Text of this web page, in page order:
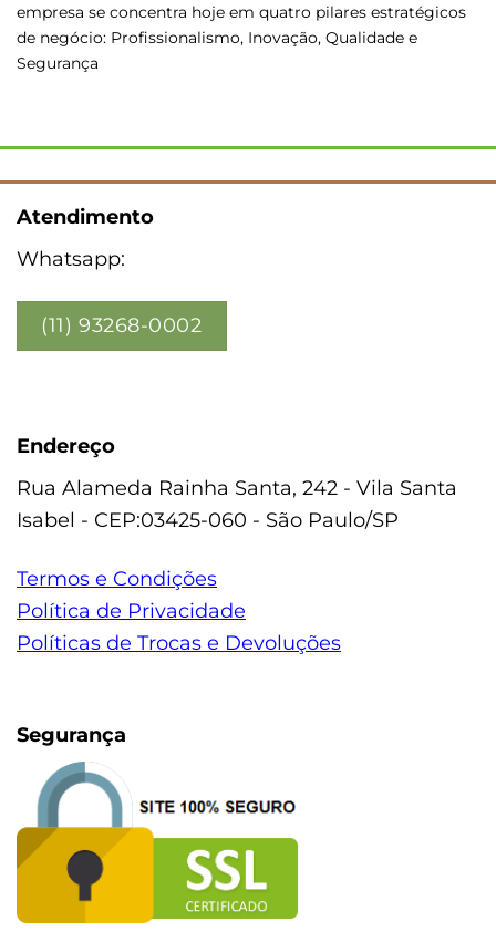
empresa se concentra hoje em quatro pilares estratégicos
de negócio: Profissionalismo, Inovação, Qualidade e
Segurança
Atendimento
Whatsapp:
(11) 93268-0002
Endereço
Rua Alameda Rainha Santa, 242 - Vila Santa
Isabel - CEP:03425-060 - São Paulo/SP
Termos e Condições
Política de Privacidade
Políticas de Trocas e Devoluções
Segurança